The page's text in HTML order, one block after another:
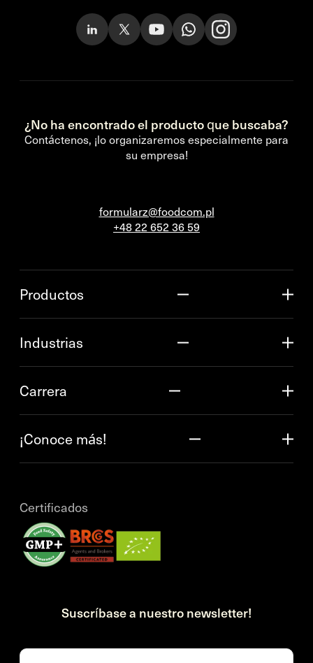
¿No ha encontrado el producto que buscaba?
Contáctenos, ¡lo organizaremos especialmente para
su empresa!
formularz@foodcom.pl
+48 22 652 36 59
Productos
Industrias
Carrera
¡Conoce más!
Certificados
Suscríbase a nuestro newsletter!